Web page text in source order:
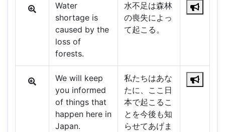
Water
shortage is
caused by the
loss of
forests.
水不足は森林
の喪失によっ
て起こる。
We will keep
you informed
of things that
happen here in
Japan.
私たちはあな
たに、ここ日
本で起こるこ
とを今後も知
らせてあげま